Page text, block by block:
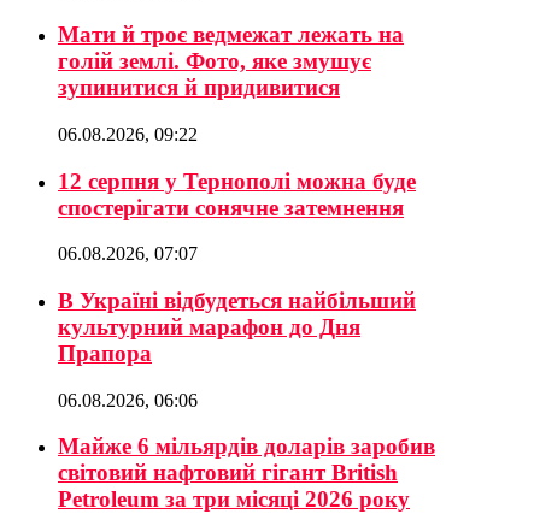
Мати й троє ведмежат лежать на
голій землі. Фото, яке змушує
зупинитися й придивитися
06.08.2026, 09:22
12 серпня у Тернополі можна буде
спостерігати сонячне затемнення
06.08.2026, 07:07
В Україні відбудеться найбільший
культурний марафон до Дня
Прапора
06.08.2026, 06:06
Майже 6 мільярдів доларів заробив
світовий нафтовий гігант British
Petroleum за три місяці 2026 року